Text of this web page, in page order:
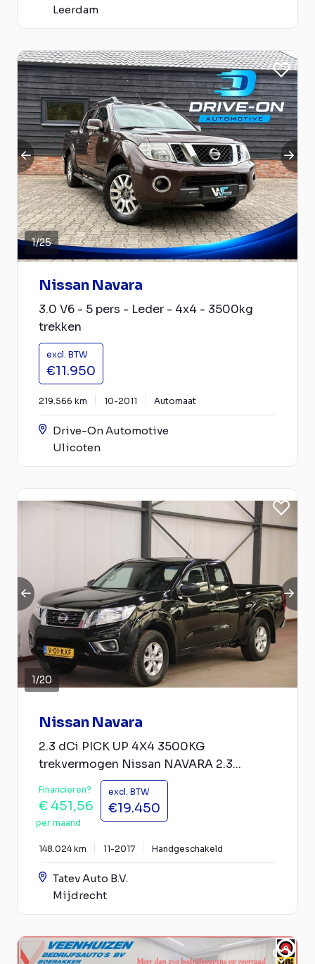
Leerdam
1/25
Nissan Navara
3.0 V6 - 5 pers - Leder - 4x4 - 3500kg
trekken
excl. BTW
€11.950
219.566 km 10-2011 Automaat
Drive-On Automotive
Ulicoten
1/20
Nissan Navara
2.3 dCi PICK UP 4X4 3500KG
trekvermogen Nissan NAVARA 2.3...
Financieren?
€ 451,56
per maand
excl. BTW
€19.450
148.024 km 11-2017 Handgeschakeld
Tatev Auto B.V.
Mijdrecht